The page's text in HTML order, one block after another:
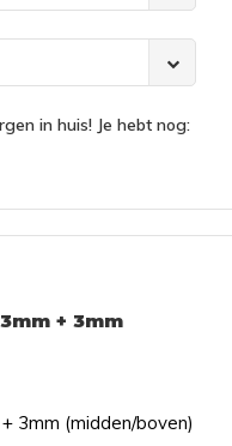
in huis! Je hebt nog:
+ 3mm
3mm (midden/boven)